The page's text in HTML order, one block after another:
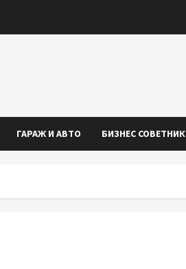
ГАРАЖ И АВТО БИЗНЕС СОВЕТНИК